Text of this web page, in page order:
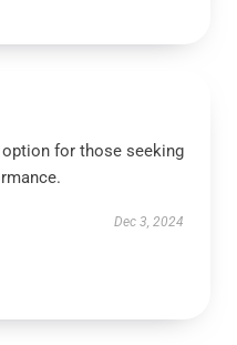
for those seeking
Dec 3, 2024